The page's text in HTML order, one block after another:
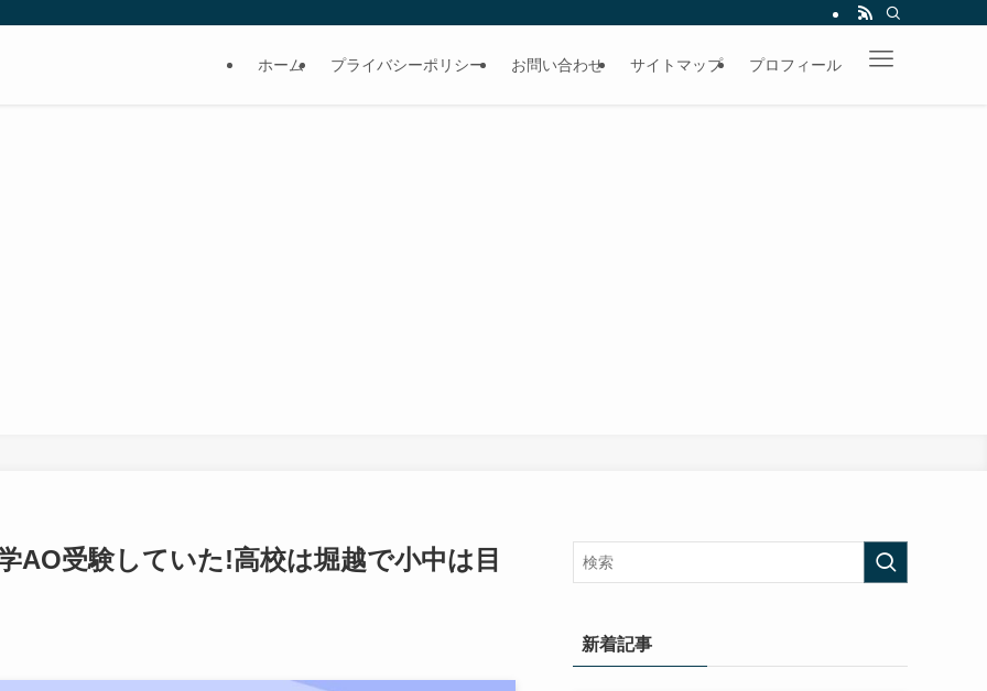
ホーム プライバシーポリシー お問い合わせ サイトマップ プロフィール
AO受験していた!高校は堀越で小中は目
新着記事